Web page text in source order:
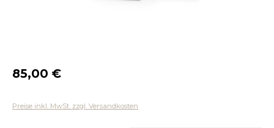
Regulärer Preis:
85,00 €
Preise inkl. MwSt. zzgl. Versandkosten